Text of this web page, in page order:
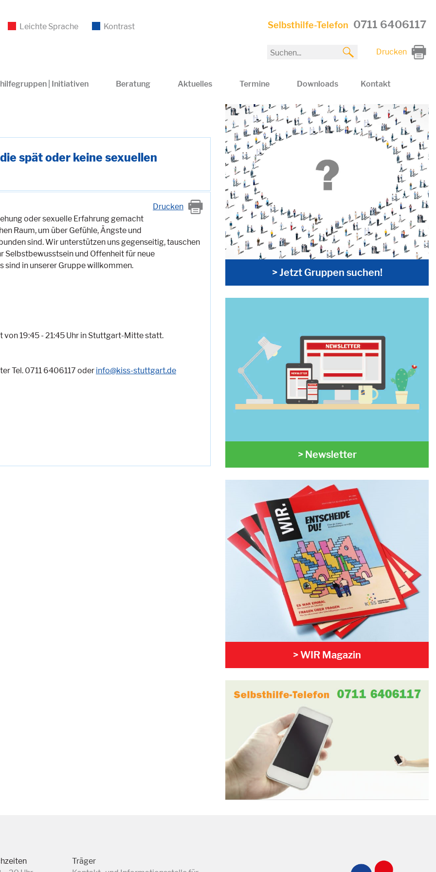
Leichte Sprache Kontrast Selbsthilfe-Telefon 0711 6406117
Drucken
| Initiativen Beratung Aktuelles Termine Downloads Kontakt
spät oder keine sexuellen
Drucken
oder sexuelle Erfahrung gemacht
Raum, um über Gefühle, Ängste und
sind. Wir unterstützen uns gegenseitig, tauschen
Selbstbewusstsein und Offenheit für neue
sind in unserer Gruppe willkommen.
19:45 - 21:45 Uhr in Stuttgart-Mitte statt.
Tel. 0711 6406117 oder info@kiss-stuttgart.de
> Jetzt Gruppen suchen!
> Newsletter
> WIR Magazin
Träger